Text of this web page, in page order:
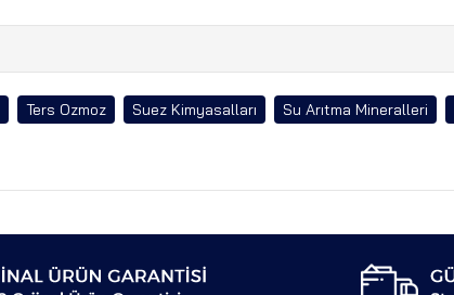
Ters Ozmoz Suez Kimyasalları Su Arıtma Mineralleri